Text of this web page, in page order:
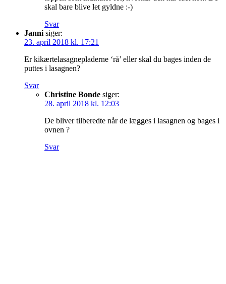
skal bare blive let gyldne :-)
Svar
Janni siger:
23. april 2018 kl. 17:21
Er kikærtelasagnepladerne ‘rå’ eller skal du bages inden de
puttes i lasagnen?
Svar
Christine Bonde siger:
28. april 2018 kl. 12:03
De bliver tilberedte når de lægges i lasagnen og bages i
ovnen ?
Svar